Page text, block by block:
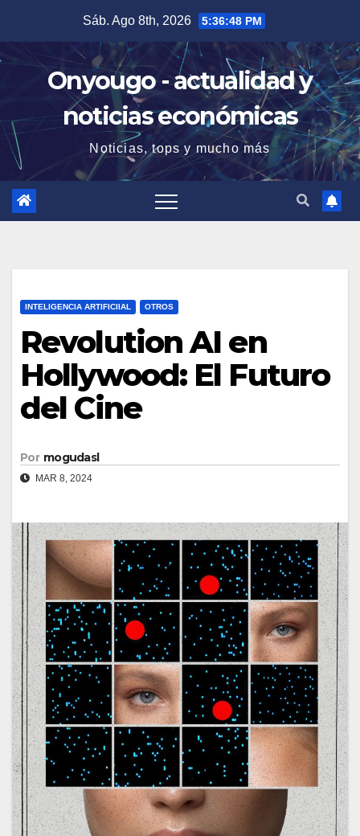
contenido
Sáb. Ago 8th, 2026 5:36:49 PM
Onyougo - actualidad y
noticias económicas
Noticias, tops y mucho más
INTELIGENCIA ARTIFICIIAL OTROS
Revolution AI en
Hollywood: El Futuro
del Cine
Por mogudasl
MAR 8, 2024